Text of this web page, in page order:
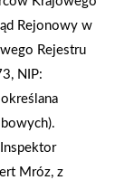
sportu, bo dzika
a
mniej leśne...
imprezie wzięło
Rejonowy w
Rejestru
NIP:
Inspektor
Mróz, z